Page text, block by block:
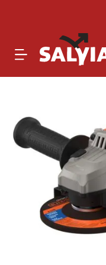
Novedades
Outlet
Ofertas
Marcas